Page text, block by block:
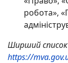
робота»,
Ширший список
https://